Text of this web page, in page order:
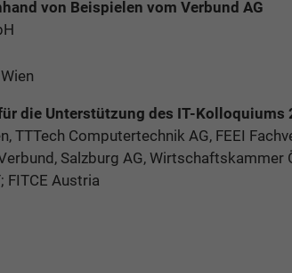
von Beispielen vom Verbund AG
die Unterstützung des IT-Kolloquiums
TTTech Computertechnik AG, FEEI
Salzburg AG, Wirtschaftskammer
FITCE Austria